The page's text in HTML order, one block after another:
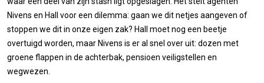
Nivens en Hall voor een dilemma: gaan we dit netjes aangeven of
stoppen we dit in onze eigen zak? Hall moet nog een beetje
overtuigd worden, maar Nivens is er al snel over uit: dozen met
groene flappen in de achterbak, pensioen veiligstellen en
wegwezen.